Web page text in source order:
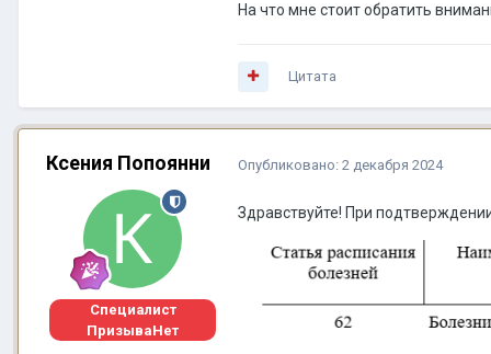
На что мне стоит обратить
Цитата
Ксения Попоянни
Специалист
ПризываНет
Опубликовано: 2 декабря 2024
Здравствуйте! При